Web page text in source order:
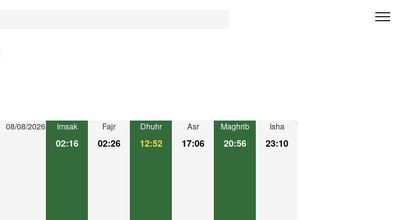
08/08/2026 Imsak
02:16
Fajr
02:26
Dhuhr
12:52
Asr
17:06
Maghrib
20:56
Isha
23:10